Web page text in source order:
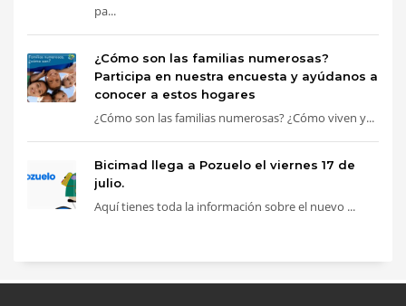
pa...
¿Cómo son las familias numerosas?
Participa en nuestra encuesta y ayúdanos a
conocer a estos hogares
¿Cómo son las familias numerosas? ¿Cómo viven y...
Bicimad llega a Pozuelo el viernes 17 de
julio.
Aquí tienes toda la información sobre el nuevo ...